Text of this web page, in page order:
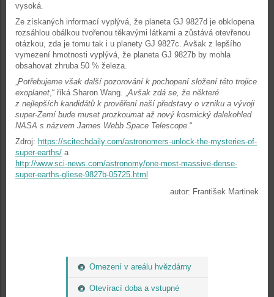
Omezení v areálu hvězdárny
Otevírací doba a vstupné
vysoká.
Ze získaných informací vyplývá, že planeta GJ 9827d je obklopena
rozsáhlou obálkou tvořenou těkavými látkami a zůstává otevřenou
otázkou, zda je tomu tak i u planety GJ 9827c. Avšak z lepšího
vymezení hmotnosti vyplývá, že planeta GJ 9827b by mohla
obsahovat zhruba 50 % železa.
„Potřebujeme však další pozorování k pochopení složení této trojice
exoplanet,“ říká Sharon Wang. „Avšak zdá se, že některé
z nejlepších kandidátů k prověření naší představy o vzniku a vývoji
super-Zemí bude muset prozkoumat až nový kosmický dalekohled
NASA s názvem James Webb Space Telescope.“
Zdroj: https://scitechdaily.com/astronomers-unlock-the-mysteries-of-
super-earths/ a
http://www.sci-news.com/astronomy/one-most-massive-dense-
super-earths-gliese-9827b-05725.html
autor: František Martinek